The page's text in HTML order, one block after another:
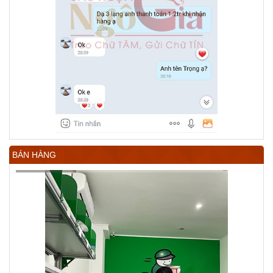
BÁN HÀNG